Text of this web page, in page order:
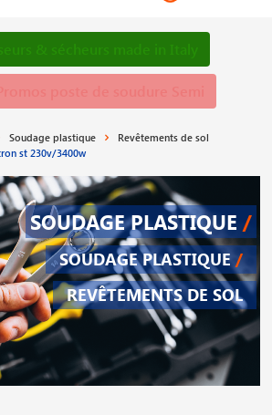
Soudage plastique
Revêtements de sol
st 230v/3400w
SOUDAGE PLASTIQUE /
SOUDAGE PLASTIQUE /
REVÊTEMENTS DE SOL